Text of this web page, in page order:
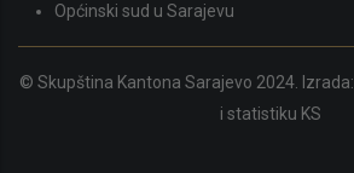
Općinski sud u Sarajevu
© Skupština Kantona Sarajevo 2024. Izrada:
i statistiku KS